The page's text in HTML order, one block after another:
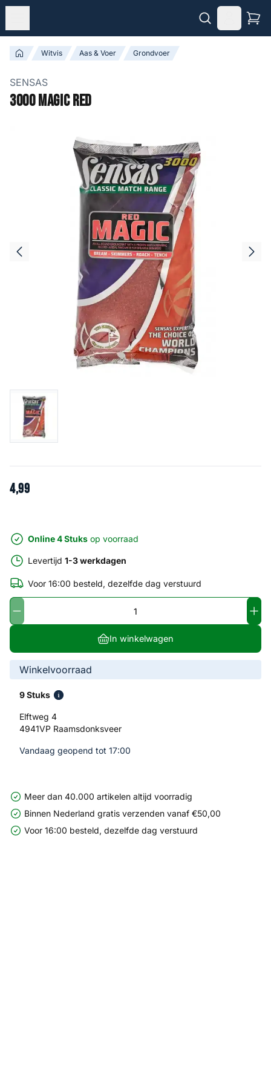
Witvis Aas & Voer Grondvoer
SENSAS
3000 Magic Red
4,99
Online 4 Stuks op voorraad
Levertijd 1-3 werkdagen
Voor 16:00 besteld, dezelfde dag verstuurd
In winkelwagen
Winkelvoorraad
9 Stuks
Elftweg 4
4941VP Raamsdonksveer
Vandaag geopend tot 17:00
Meer dan 40.000 artikelen altijd voorradig
Binnen Nederland gratis verzenden vanaf €50,00
Voor 16:00 besteld, dezelfde dag verstuurd